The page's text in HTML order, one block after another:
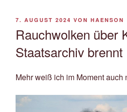
VERÖFFENTLICHT
7. AUGUST 2024 VON HAENSON
Rauchwolken über
Staatsarchiv brennt
Mehr weiß ich im Moment auch